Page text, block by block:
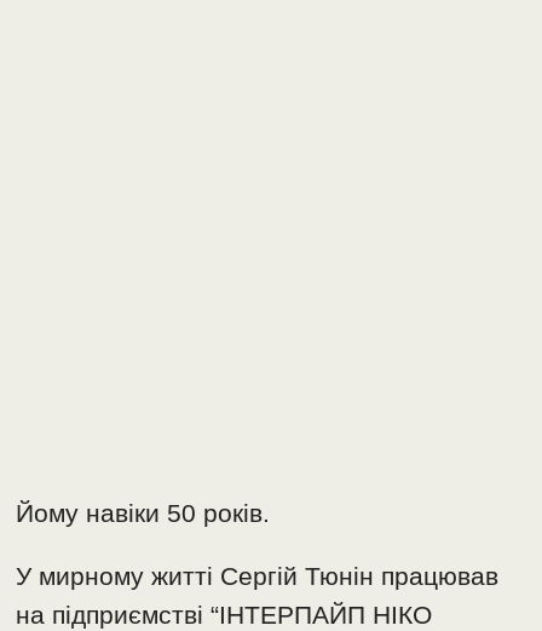
Йому навіки 50 років.
У мирному житті Сергій Тюнін працював
на підприємстві “ІНТЕРПАЙП НІКО